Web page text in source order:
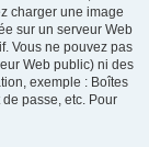
charger une image
sur un serveur Web
Vous ne pouvez pas
Web public) ni des
exemple : Boîtes
passe, etc. Pour